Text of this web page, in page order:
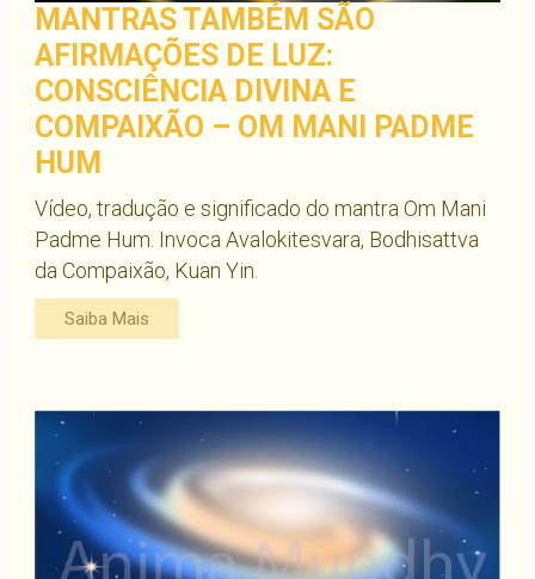
MANTRAS TAMBÉM SÃO
AFIRMAÇÕES DE LUZ:
CONSCIÊNCIA DIVINA E
COMPAIXÃO – OM MANI PADME
HUM
Vídeo, tradução e significado do mantra Om Mani
Padme Hum. Invoca Avalokitesvara, Bodhisattva
da Compaixão, Kuan Yin.
Saiba Mais